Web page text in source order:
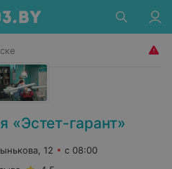
«Эстет-гарант»
12
с 08:00